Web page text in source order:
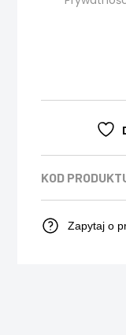
KOD
Zapytaj o